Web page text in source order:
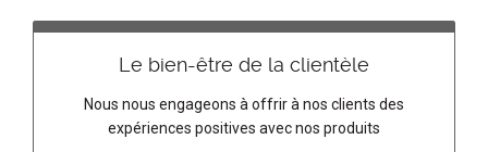
Le bien-être de la clientèle
Nous nous engageons à offrir à nos clients des
expériences positives avec nos produits